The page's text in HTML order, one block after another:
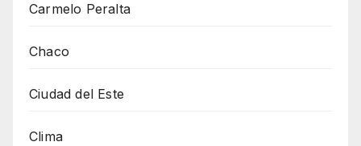
Carmelo Peralta
Chaco
Ciudad del Este
Clima